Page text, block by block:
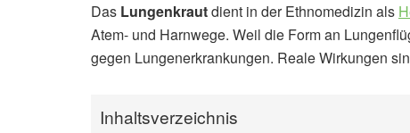
Das Lungenkrautdient in der Ethnomedizin als
Atem- und Harnwege. Weil die Form an
gegen Lungenerkrankungen. Reale Wirkungen
Inhaltsverzeichnis